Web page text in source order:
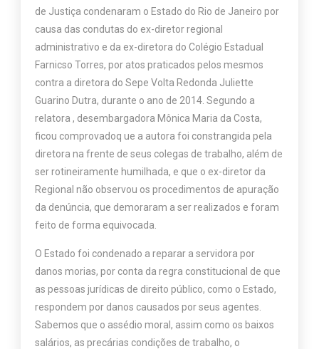
de Justiça condenaram o Estado do Rio de Janeiro por
causa das condutas do ex-diretor regional
administrativo e da ex-diretora do Colégio Estadual
Farnicso Torres, por atos praticados pelos mesmos
contra a diretora do Sepe Volta Redonda Juliette
Guarino Dutra, durante o ano de 2014. Segundo a
relatora , desembargadora Mônica Maria da Costa,
ficou comprovadoq ue a autora foi constrangida pela
diretora na frente de seus colegas de trabalho, além de
ser rotineiramente humilhada, e que o ex-diretor da
Regional não observou os procedimentos de apuração
da denúncia, que demoraram a ser realizados e foram
feito de forma equivocada.
O Estado foi condenado a reparar a servidora por
danos morias, por conta da regra constitucional de que
as pessoas jurídicas de direito público, como o Estado,
respondem por danos causados por seus agentes.
Sabemos que o assédio moral, assim como os baixos
salários, as precárias condições de trabalho, o